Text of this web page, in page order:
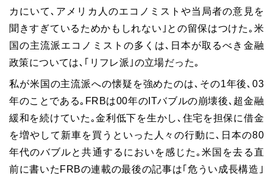
カにいて､アメリカ人のエコノミストや当局者の意見を
聞きすぎているためかもしれない｣との留保はつけた｡米
国の主流派エコノミストの多くは､日本が取るべき金融
政策については､｢リフレ派｣の立場だった｡
私が米国の主流派への懐疑を強めたのは､その1年後､03
年のことである｡ FRBは00年の ITバブルの崩壊後､超金融
緩和を続けていた｡金利低下を生かし､住宅を担保に借金
を増やして新車を買うといった人々の行動に､日本の80
年代のバブルと共通するにおいを感じた｡米国を去る直
前に書いた FRBの連載の最後の記事は｢危うい成長構造｣